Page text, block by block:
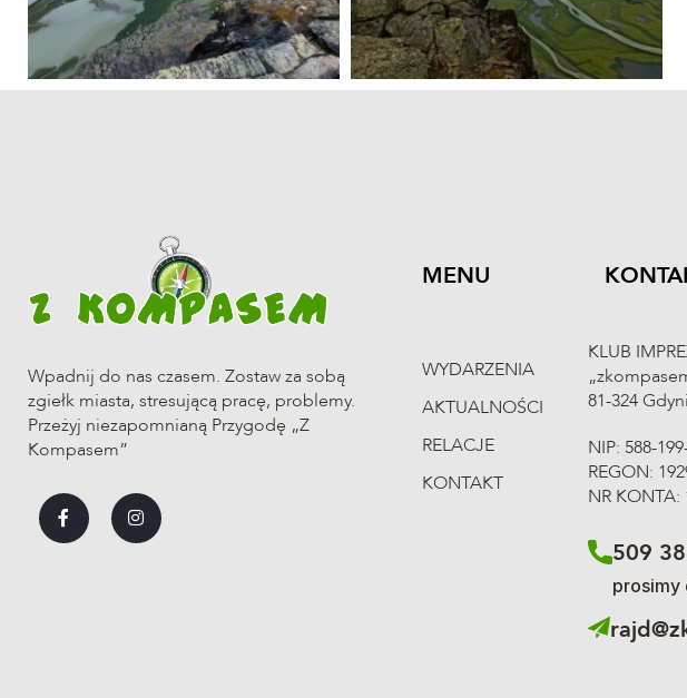
Wpadnij do nas czasem. Zostaw za sobą
zgiełk miasta, stresującą pracę, problemy.
Przeżyj niezapomnianą Przygodę „Z
Kompasem”
MENU
WYDARZENIA
AKTUALNOŚCI
RELACJE
KONTAKT
KLUB
81-324
NIP: 588-
REGON:
NR KONTA:
509
prosimy